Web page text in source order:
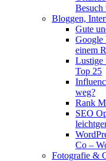
Besuch
Bloggen,
Gute
Google
einem
Lustige
Top 25
weg?
Rank
SEO
Co –
Fotografie &